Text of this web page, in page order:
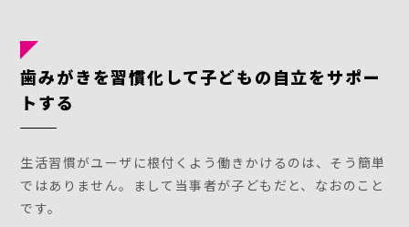
歯みがきを習慣化して子どもの自立をサポー
トする
生活習慣がユーザに根付くよう働きかけるのは、そう簡単
ではありません。まして当事者が子どもだと、なおのこと
です。